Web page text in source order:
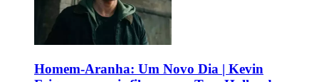
Homem-Aranha: Um Novo Dia | Kevin